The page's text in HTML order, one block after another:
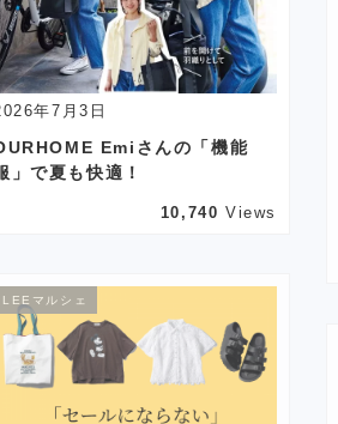
年7月3日
Emiさんの「機能
」で夏も快適！
10,740 Views
LEEマルシェ